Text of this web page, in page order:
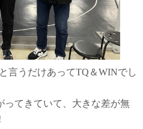
言うだけあってTQ＆WINでし
ってきていて、大きな差が無